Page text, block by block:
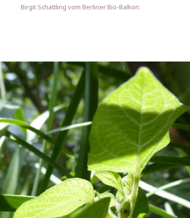
Birgit Schattling vom Berliner Bio-Balkon